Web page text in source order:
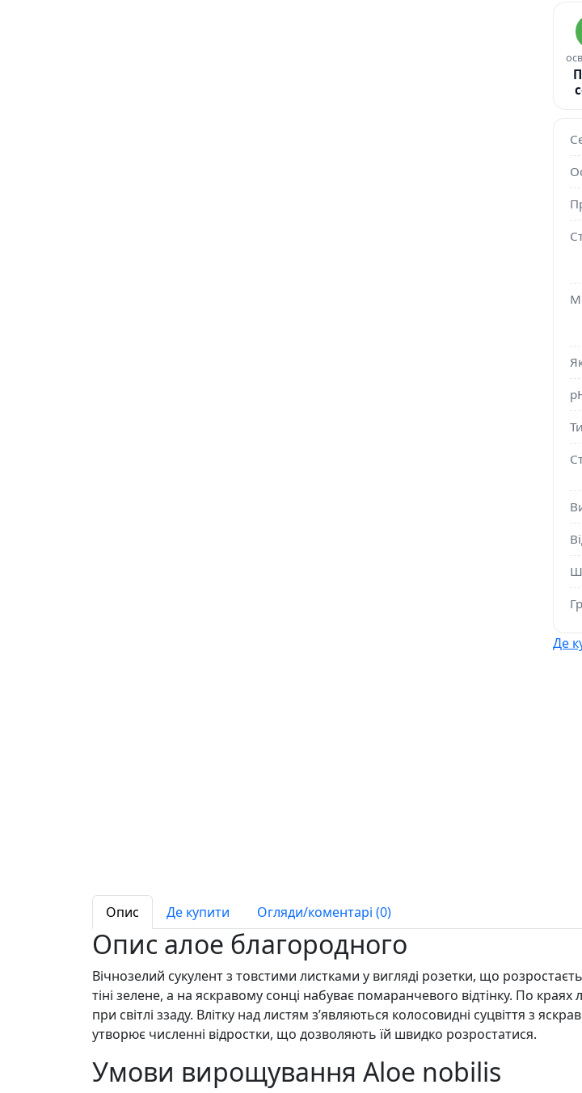
Де
Опис Де купити Огляди/коментарі (0)
Опис алое благородного
Вічнозелий сукулент з товстими листками у вигляді розетки, що
тіні зелене, а на яскравому сонці набуває помаранчевого відтінку. По краях
при світлі ззаду. Влітку над листям з’являються колосовидні суцвіття з
утворює численні відростки, що дозволяють їй швидко розростатися.
Умови вирощування Aloe nobilis